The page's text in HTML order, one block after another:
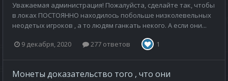
Уважаемая администрация! Пожалуйста, сделайте так, чтобы
в локах ПОСТОЯННО находилось побольше низколевельных
неодетых игроков , а то людям ганкать некого. А если они...
9 декабря, 2020 277 ответов 1
Монеты доказательство того , что они